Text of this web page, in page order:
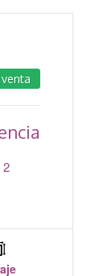
venta
2